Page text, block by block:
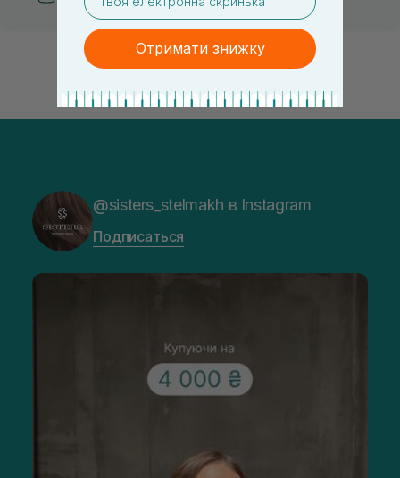
@sisters_stelmakh в Instagram
Подписаться
Отримати знижку